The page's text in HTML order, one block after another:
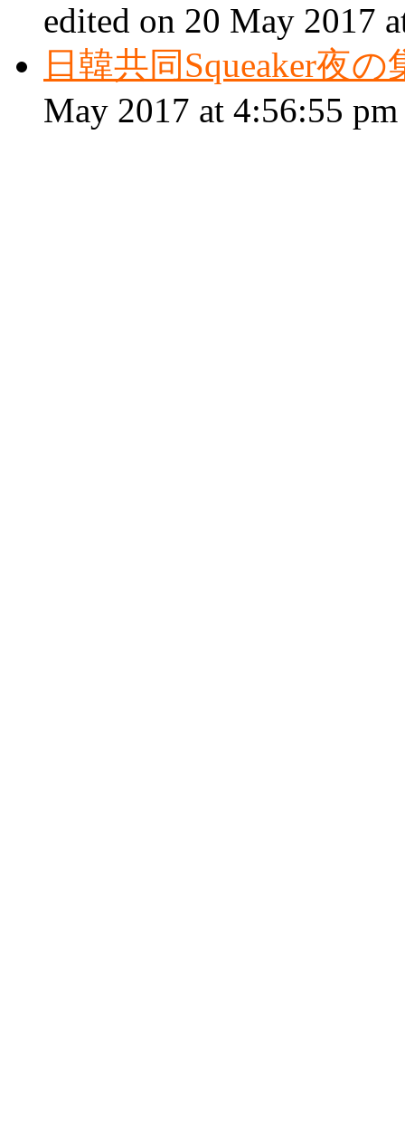
edited on 20 May 2017
日韓共同Squeaker夜
May 2017 at 4:56:55